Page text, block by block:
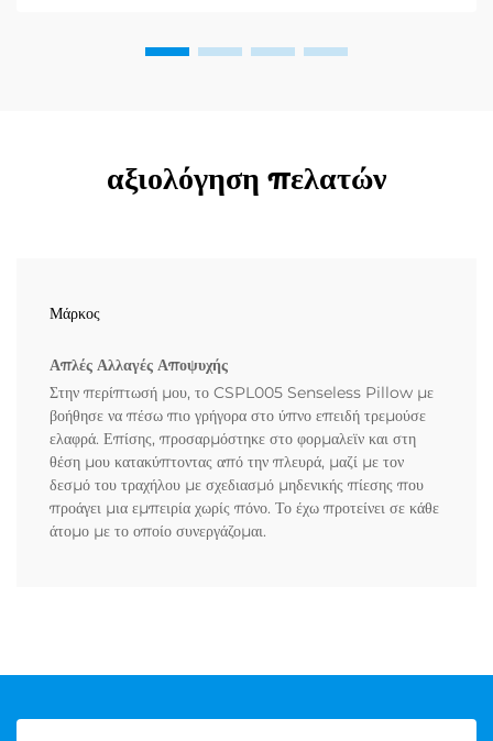
αξιολόγηση πελατών
Μάρκος
Απλές Αλλαγές Αποψυχής
Στην περίπτωσή μου, το CSPL005 Senseless Pillow με
βοήθησε να πέσω πιο γρήγορα στο ύπνο επειδή τρεμούσε
ελαφρά. Επίσης, προσαρμόστηκε στο φορμαλεϊν και στη
θέση μου κατακύπτοντας από την πλευρά, μαζί με τον
δεσμό του τραχήλου με σχεδιασμό μηδενικής πίεσης που
προάγει μια εμπειρία χωρίς πόνο. Το έχω προτείνει σε κάθε
άτομο με το οποίο συνεργάζομαι.